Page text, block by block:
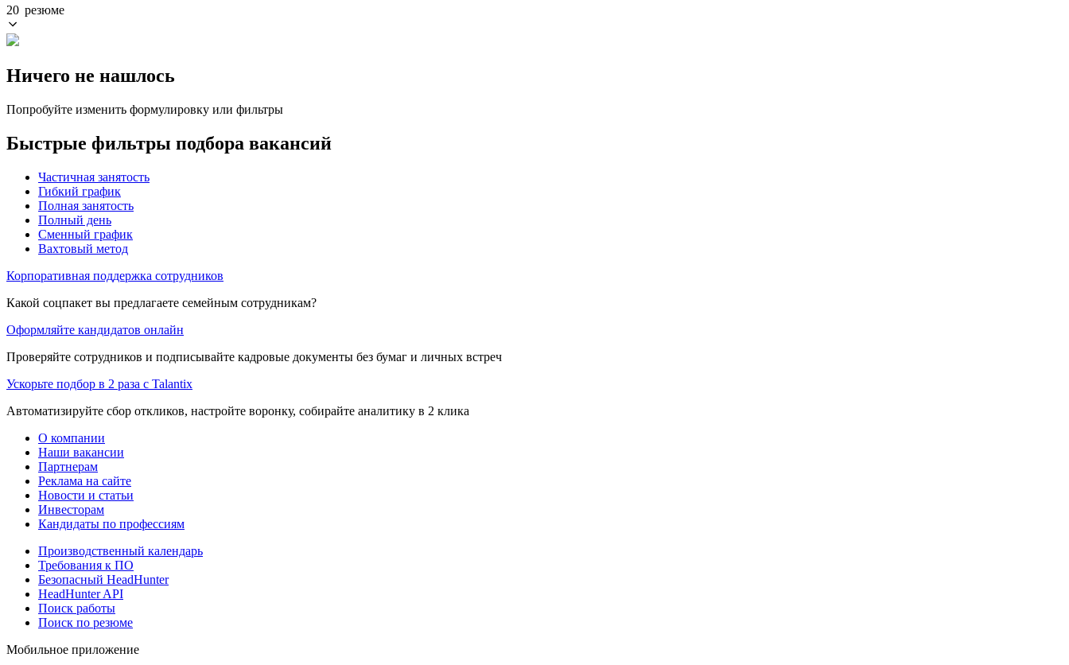
20 резюме
Ничего не нашлось
Попробуйте изменить формулировку или фильтры
Быстрые фильтры подбора вакансий
Частичная занятость
Гибкий график
Полная занятость
Полный день
Сменный график
Вахтовый метод
Корпоративная поддержка сотрудников
Какой соцпакет вы предлагаете семейным сотрудникам?
Оформляйте кандидатов онлайн
Проверяйте сотрудников и подписывайте кадровые документы без бумаг и личных встреч
Ускорьте подбор в 2 раза с Talantix
Автоматизируйте сбор откликов, настройте воронку, собирайте аналитику в 2 клика
О компании
Наши вакансии
Партнерам
Реклама на сайте
Новости и статьи
Инвесторам
Кандидаты по профессиям
Производственный календарь
Требования к ПО
Безопасный HeadHunter
HeadHunter API
Поиск работы
Поиск по резюме
Мобильное приложение